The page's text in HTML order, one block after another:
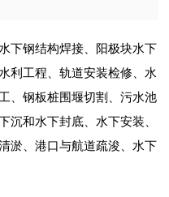
下钢结构焊接、阳极块水下
利工程、轨道安装检修、水
、钢板桩围堰切割、污水池
沉和水下封底、水下安装、
淤、港口与航道疏浚、水下